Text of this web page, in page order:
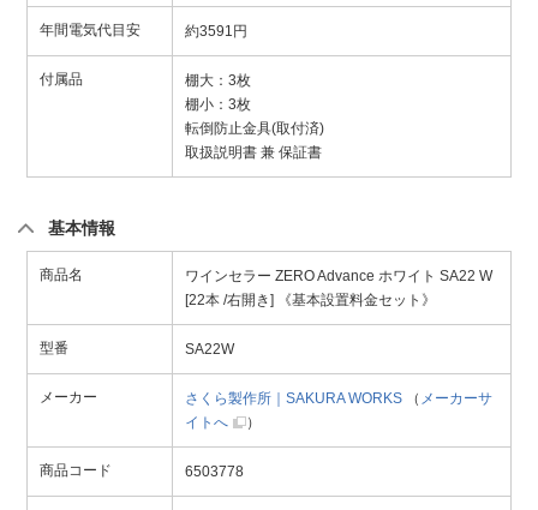
年間電気代目安 約3591円
付属品
棚大：3枚
棚小：3枚
転倒防止金具(取付済)
取扱説明書 兼 保証書
基本情報
商品名
ワインセラー ZERO Advance ホワイト SA22 W
[22本 /右開き] 《基本設置料金セット》
型番 SA22W
メーカー さくら製作所｜SAKURA WORKS （ メーカーサ
イトへ
）
商品コード 6503778